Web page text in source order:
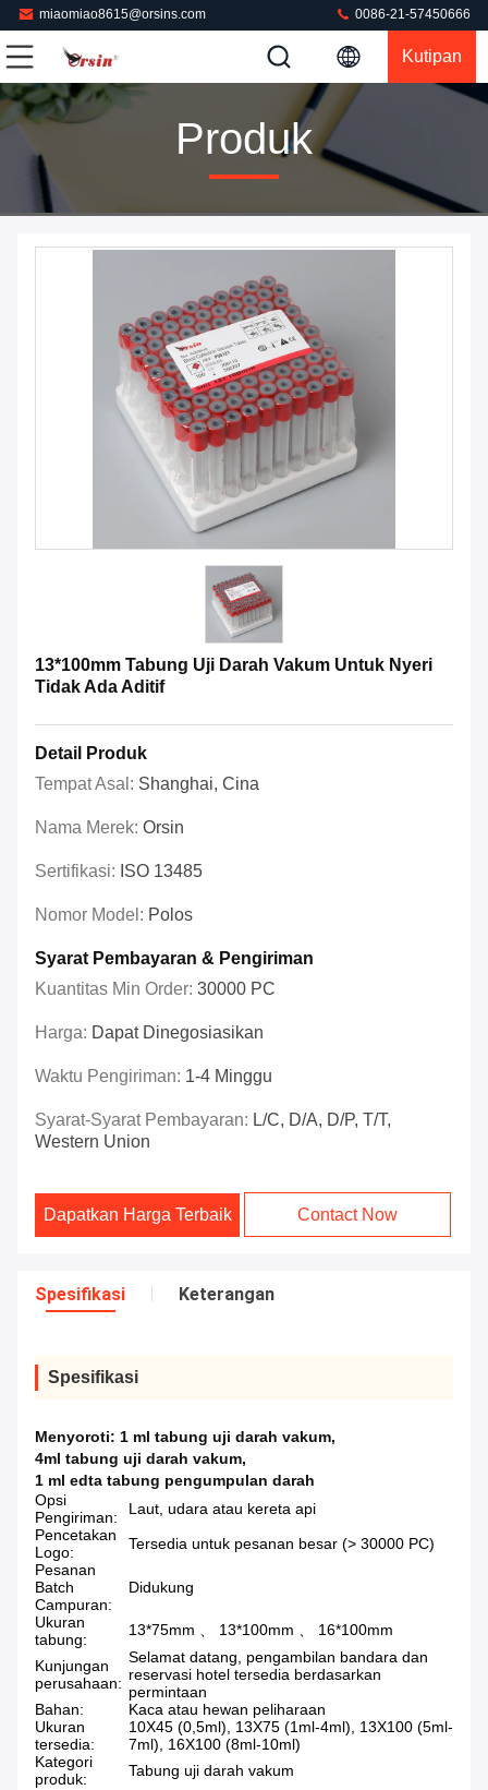
miaomiao8615@orsins.com 0086-21-57450666
Kutipan
Produk
13*100mm Tabung Uji Darah Vakum Untuk Nyeri
Tidak Ada Aditif
Detail Produk
Tempat Asal: Shanghai, Cina
Nama Merek: Orsin
Sertifikasi: ISO 13485
Nomor Model: Polos
Syarat Pembayaran & Pengiriman
Kuantitas Min Order: 30000 PC
Harga: Dapat Dinegosiasikan
Waktu Pengiriman: 1-4 Minggu
Syarat-Syarat Pembayaran: L/C, D/A, D/P, T/T,
Western Union
Dapatkan Harga Terbaik Contact Now
Spesifikasi Keterangan
Spesifikasi
Menyoroti: 1 ml tabung uji darah vakum,
4ml tabung uji darah vakum,
1 ml edta tabung pengumpulan darah
Opsi
Pengiriman:
Laut, udara atau kereta api
Pencetakan
Logo:
Tersedia untuk pesanan besar (> 30000 PC)
Pesanan
Batch
Campuran:
Didukung
Ukuran
tabung:
13*75mm 、 13*100mm 、 16*100mm
Kunjungan
perusahaan:
Selamat datang, pengambilan bandara dan
reservasi hotel tersedia berdasarkan
permintaan
Bahan:
Kaca atau hewan peliharaan
Ukuran
tersedia:
10X45 (0,5ml), 13X75 (1ml-4ml), 13X100 (5ml-
7ml), 16X100 (8ml-10ml)
Kategori
produk:
Tabung uji darah vakum